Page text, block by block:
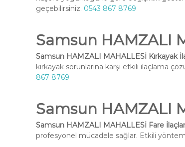
geçebilirsiniz. 0543 867 8769
Samsun HAMZALI
Samsun HAMZALI MAHALLESİ Kırkayak
kırkayak sorunlarına karşı etkili ilaçlama
867 8769
Samsun HAMZALI
Samsun HAMZALI MAHALLESİ Fare
profesyonel mücadele sağlar. Etkili